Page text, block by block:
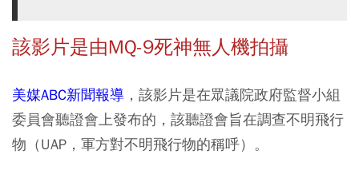
該影片是由MQ-9死神無人機拍攝
美媒ABC新聞報導 ，該影片是在眾議院政府監督小組
委員會聽證會上發布的，該聽證會旨在調查不明飛行
物（UAP，軍方對不明飛行物的稱呼）。